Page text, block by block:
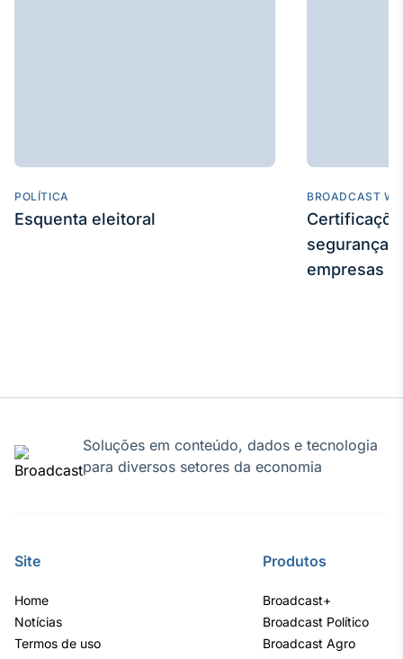
POLÍTICA
Esquenta eleitoral
BROADCAST
segurança
empresas
Soluções em conteúdo, dados e tecnologia
para diversos setores da economia
Site
Home
Notícias
Termos de uso
Produtos
Broadcast+
Broadcast Político
Broadcast Agro